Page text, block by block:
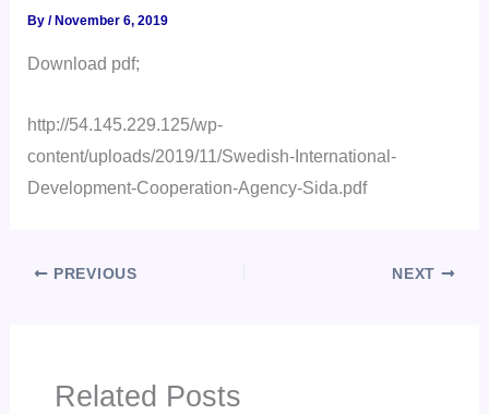
By/ November 6, 2019
Download pdf;
http://54.145.229.125/wp-
content/uploads/2019/11/Swedish-International-
Development-Cooperation-Agency-Sida.pdf
PREVIOUS NEXT
Related Posts